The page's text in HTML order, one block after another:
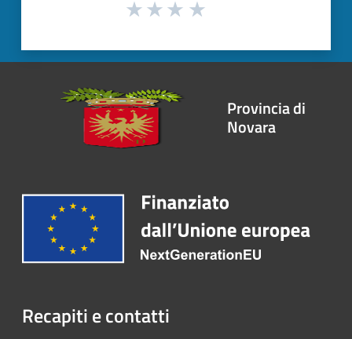
Provincia di
Novara
Recapiti e contatti